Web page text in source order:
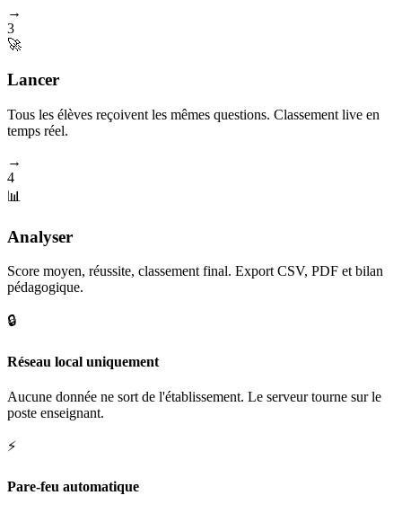
→
3
🚀
Lancer
Tous les élèves reçoivent les mêmes questions. Classement live en
temps réel.
→
4
📊
Analyser
Score moyen, réussite, classement final. Export CSV, PDF et bilan
pédagogique.
🔒
Réseau local uniquement
Aucune donnée ne sort de l'établissement. Le serveur tourne sur le
poste enseignant.
⚡
Pare-feu automatique